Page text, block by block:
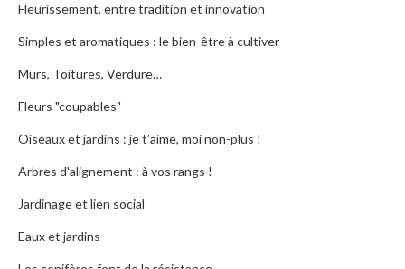
Fleurissement, entre tradition et innovation
Simples et aromatiques : le bien-être à cultiver
Murs, Toitures, Verdure…
Fleurs "coupables"
Oiseaux et jardins : je t’aime, moi non-plus !
Arbres d'alignement : à vos rangs !
Jardinage et lien social
Eaux et jardins